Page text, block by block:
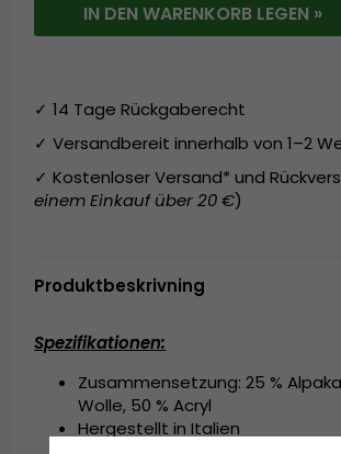
IN DEN WARENKORB LEGEN »
✓ 14 Tage Rückgaberecht
✓ Versandbereit innerhalb von 1–2
✓ Kostenloser Versand* und
einem Einkauf über 20 €)
Produktbeskrivning
Spezifikationen:
Zusammensetzung: 25 %
Wolle, 50 % Acryl
Hergestellt in Italien